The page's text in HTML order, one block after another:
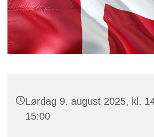
Lørdag 9. august 2025, kl.
15:00